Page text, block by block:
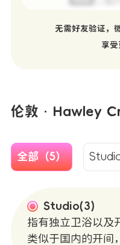
无需好友验证，
享受
伦敦 · Hawley
全部（5）
Studio(3)
指有独立卫浴以及
类似于国内的开间